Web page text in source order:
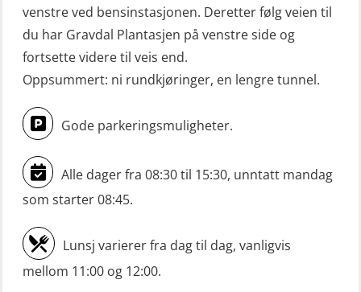
Mann-Over-Bord (hurtiggående) liten
båt m/mørkekjøring – repetisjon
(OSE151)
Mann-Over-Bord (hurtiggående) liten
båt u/mørkekjøring – grunnleggende
(OSE1142)
Mann-Over-Bord liten båt (MOB)
u/mørkekjøring – repetisjon (OSE152)
Mørkekjøring-modul for Mann-Over-
Bord (hurtiggående) liten båt
(OSE1001)
venstre ved bensinstasjonen. Deretter følg veien til
du har Gravdal Plantasjen på venstre side og
fortsette videre til veis end.
Oppsummert: ni rundkjøringer, en lengre tunnel.
Gode parkeringsmuligheter.
Alle dager fra 08:30 til 15:30, unntatt mandag
som starter 08:45.
Lunsj varierer fra dag til dag, vanligvis
mellom 11:00 og 12:00.